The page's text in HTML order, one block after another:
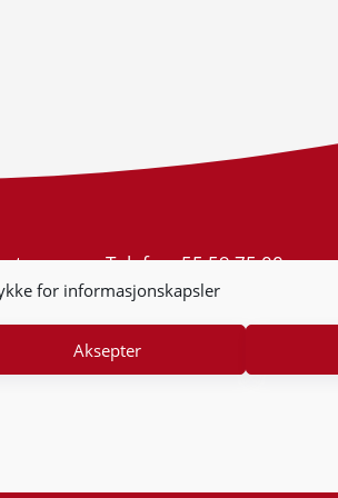
for informasjonskapsler
Aksepter
Telefon:55 59 75 00
E-post:post@kt.no
Nyhetsvarsel >>